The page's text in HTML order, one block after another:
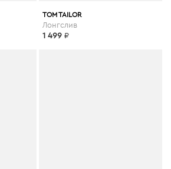
TOM TAILOR
Лонгслив
1 499 ₽